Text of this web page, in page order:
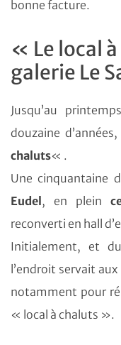
bonne facture.
« Le local
galerie Le
Jusqu’au
douzaine
chaluts« .
Une cinquantaine
Eudel , en plein
reconverti en hall
Initialement, et
l’endroit servait
notamment pour
« local à chaluts ».